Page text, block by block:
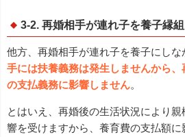
3-2. 再婚相手が連れ子を養子縁
他方、再婚相手が連れ子を養子にしな
手には扶養義務は発生しませんから
の支払義務に影響しません。
とはいえ、再婚後の生活状況により
響を受けますから、養育費の支払額に